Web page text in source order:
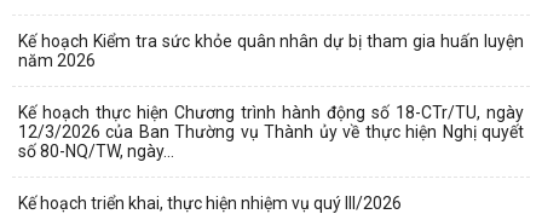
Kế hoạch Kiểm tra sức khỏe quân nhân dự bị tham gia huấn luyện
năm 2026
Kế hoạch thực hiện Chương trình hành động số 18-CTr/TU, ngày
12/3/2026 của Ban Thường vụ Thành ủy về thực hiện Nghị quyết
số 80-NQ/TW, ngày...
Kế hoạch triển khai, thực hiện nhiệm vụ quý III/2026